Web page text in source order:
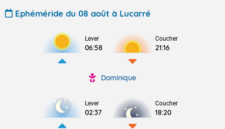
Ephéméride du 08 août à Lucarré
Lever
06:58
Coucher
21:16
Dominique
Lever
02:37
Coucher
18:20